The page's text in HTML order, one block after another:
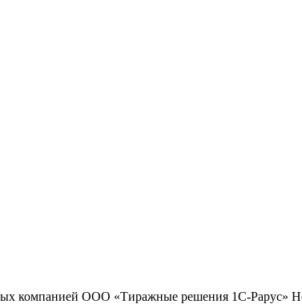
компанией ООО «Тиражные решения 1С-Рарус»